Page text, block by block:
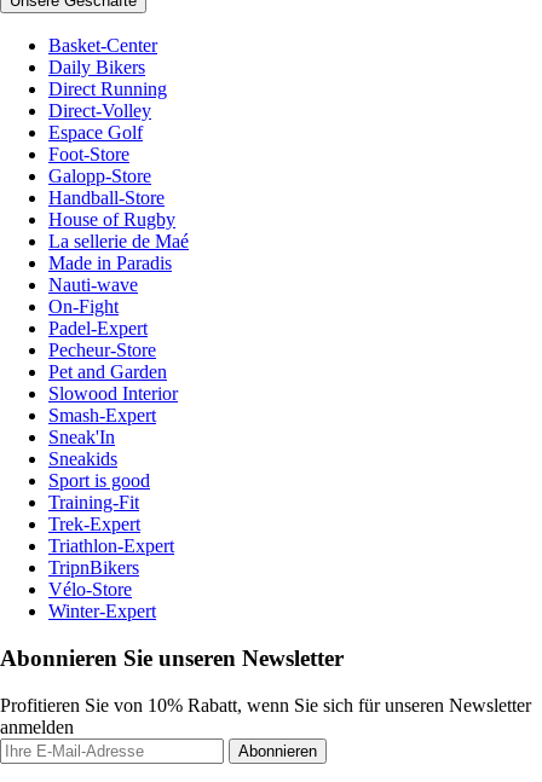
Basket-Center
Daily Bikers
Direct Running
Direct-Volley
Espace Golf
Foot-Store
Galopp-Store
Handball-Store
House of Rugby
La sellerie de Maé
Made in Paradis
Nauti-wave
On-Fight
Padel-Expert
Pecheur-Store
Pet and Garden
Slowood Interior
Smash-Expert
Sneak'In
Sneakids
Sport is good
Training-Fit
Trek-Expert
Triathlon-Expert
TripnBikers
Vélo-Store
Winter-Expert
Abonnieren Sie unseren Newsletter
Profitieren Sie von 10% Rabatt, wenn Sie sich für unseren Newsletter
anmelden
Abonnieren